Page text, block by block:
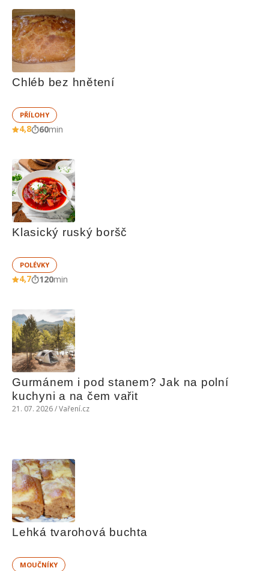
Chléb bez hnětení
PŘÍLOHY
4,8 60min
Klasický ruský boršč
POLÉVKY
4,7 120min
Gurmánem i pod stanem? Jak na polní
kuchyni a na čem vařit
21. 07. 2026 / Vaření.cz
Lehká tvarohová buchta
MOUČNÍKY